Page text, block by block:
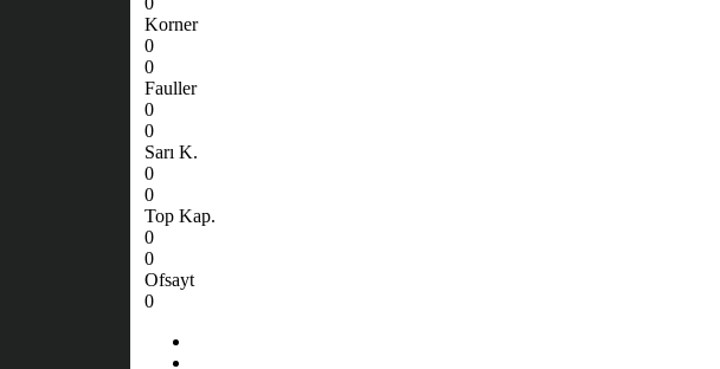
Korner
0
0
Fauller
0
0
Sarı K.
0
0
Top Kap.
0
0
Ofsayt
0